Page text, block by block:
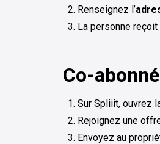
Renseignez l’
La personne
Co-
Sur Spliiit, ouvrez
Rejoignez une
Envoyez au